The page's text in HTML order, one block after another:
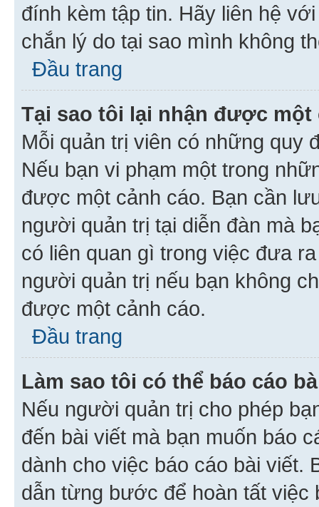
đính kèm tập tin. Hãy liên hệ
chắn lý do tại sao mình không
Đầu trang
Tại sao tôi lại nhận được một
Mỗi quản trị viên có những quy
Nếu bạn vi phạm một trong
được một cảnh cáo. Bạn cần
người quản trị tại diễn đàn mà
có liên quan gì trong việc đưa
người quản trị nếu bạn không
được một cảnh cáo.
Đầu trang
Làm sao tôi có thể báo cáo
Nếu người quản trị cho phép
đến bài viết mà bạn muốn báo
dành cho việc báo cáo bài viết.
dẫn từng bước để hoàn tất việc